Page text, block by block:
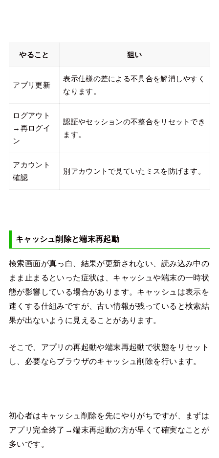
やること 狙い
アプリ更新
表示仕様の差による不具合を解消しやすく
なります。
ログアウト
→再ログイ
ン
認証やセッションの不整合をリセットでき
ます。
アカウント
確認
別アカウントで見ていたミスを防げます。
キャッシュ削除と端末再起動
検索画面が真っ白、結果が更新されない、読み込み中の
まま止まるといった症状は、キャッシュや端末の一時状
態が影響している場合があります。キャッシュは表示を
速くする仕組みですが、古い情報が残っていると検索結
果が出ないように見えることがあります。
そこで、アプリの再起動や端末再起動で状態をリセット
し、必要ならブラウザのキャッシュ削除を行います。
初心者はキャッシュ削除を先にやりがちですが、まずは
アプリ完全終了→端末再起動の方が早くて確実なことが
多いです。